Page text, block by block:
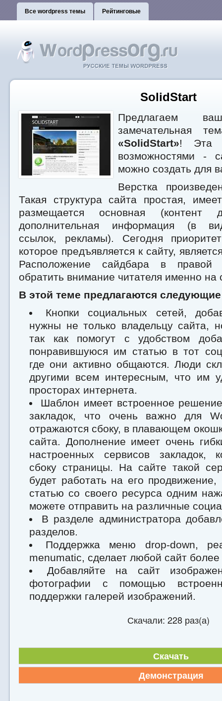
Все wordpress темы Рейтинговые
SolidStart
Предлагаем
замечательная
«SolidStart»! Эта
возможностями -
можно создать для
Верстка
Такая структура сайта простая,
размещается основная (контент
дополнительная информация (в
ссылок, рекламы). Сегодня
которое предъявляется к сайту,
Расположение сайдбара в правой
обратить внимание читателя именно
В этой теме предлагаются
Кнопки социальных сетей,
нужны не только владельцу сайта,
так как помогут с удобством
понравившуюся им статью в тот
где они активно общаются. Люди
другими всем интересным, что им
просторах интернета.
Шаблон имеет встроенное
закладок, что очень важно для
отражаются сбоку, в плавающем
сайта. Дополнение имеет очень
настроенных сервисов закладок,
сбоку страницы. На сайте такой
будет работать на его
статью со своего ресурса одним
можете отправить на различные
В разделе администратора
разделов.
Поддержка меню drop-down,
menumatic, сделает любой сайт
Добавляйте на сайт
фотографии с помощью
поддержки галерей изображений.
Скачали: 228 раз(а)
Скачать
Демонстрация